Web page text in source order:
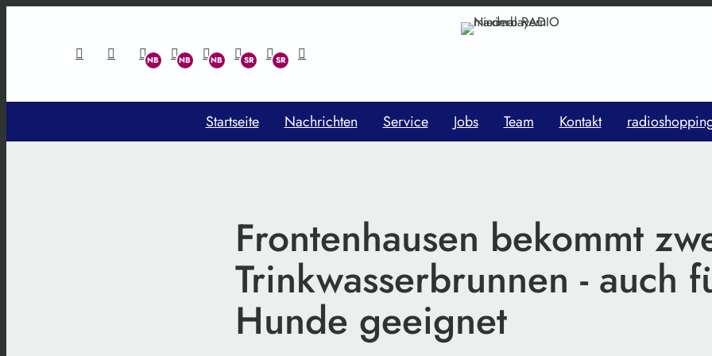
Startseite Nachrichten Service Jobs Team Kontakt
Frontenhausen bekommt
Trinkwasserbrunnen - auch
Hunde geeignet